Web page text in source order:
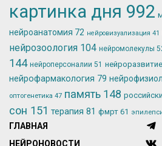
картинка дня 992
нейроанатомия 72 нейровизуализация 41
нейрозоология 104 нейромолекулы
144 нейроперсоналии 51 нейроразвитие
нейрофармакология 79
оптогенетика 47 память 148
сон 151 терапия 81 фмрт 61
ГЛАВНАЯ
НЕЙРОНОВОСТИ